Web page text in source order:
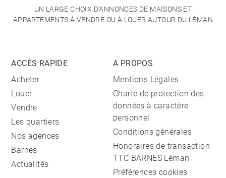
UN LARGE CHOIX D'ANNONCES DE MAISONS ET
APPARTEMENTS À VENDRE OU À LOUER AUTOUR DU LÉMAN
ACCÈS RAPIDE
Acheter
Louer
Vendre
Les quartiers
Nos agences
Barnes
Actualités
A PROPOS
Mentions Légales
Charte de protection des
données à caractère
personnel
Conditions générales
Honoraires de transaction
TTC BARNES Léman
Préférences cookies